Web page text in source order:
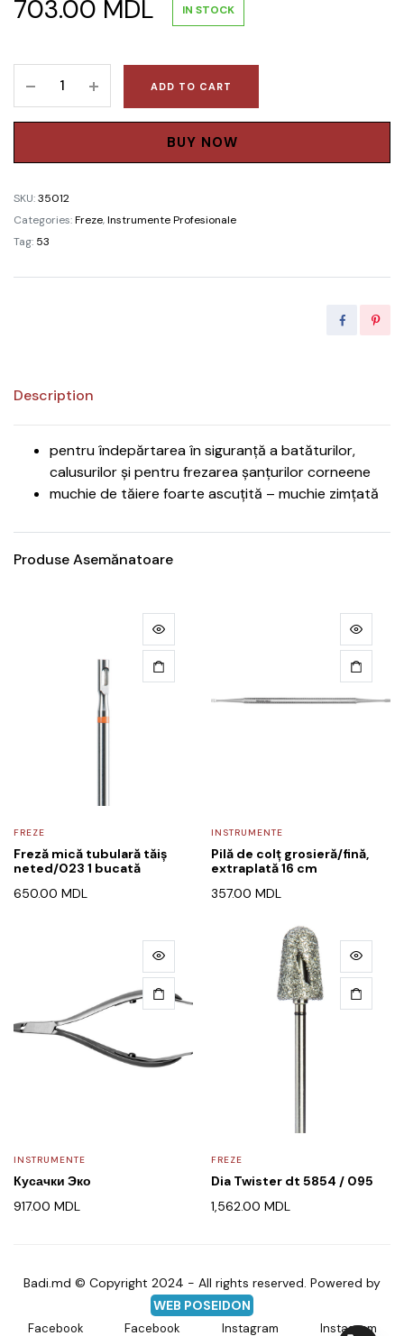
703.00 MDL IN STOCK
mică
tubulară,
netedă/018,
bucată.
quantity
ADD TO CART
BUY NOW
SKU:35012
Categories:Freze,Instrumente Profesionale
Tag: 53
Description
pentru îndepărtarea în siguranță a batăturilor,
calusurilor și pentru frezarea șanțurilor corneene
muchie de tăiere foarte ascuțită – muchie zimțată
Produse Asemănatoare
FREZE
Freză mică tubulară tăiș
neted/023 1 bucată
650.00 MDL
INSTRUMENTE
Pilă de colț grosieră/fină,
extraplată 16 cm
357.00 MDL
INSTRUMENTE
Кусачки Эко
917.00 MDL
FREZE
Dia Twister dt 5854 / 095
1,562.00 MDL
Badi.md © Copyright 2024 - All rights reserved. Powered by
WEB POSEIDON
Facebook Facebook Instagram Instagram